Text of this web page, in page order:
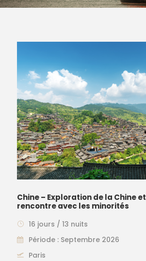
Chine – Exploration de la Chine et
rencontre avec les minorités
16 jours / 13 nuits
Période : Septembre 2026
Paris